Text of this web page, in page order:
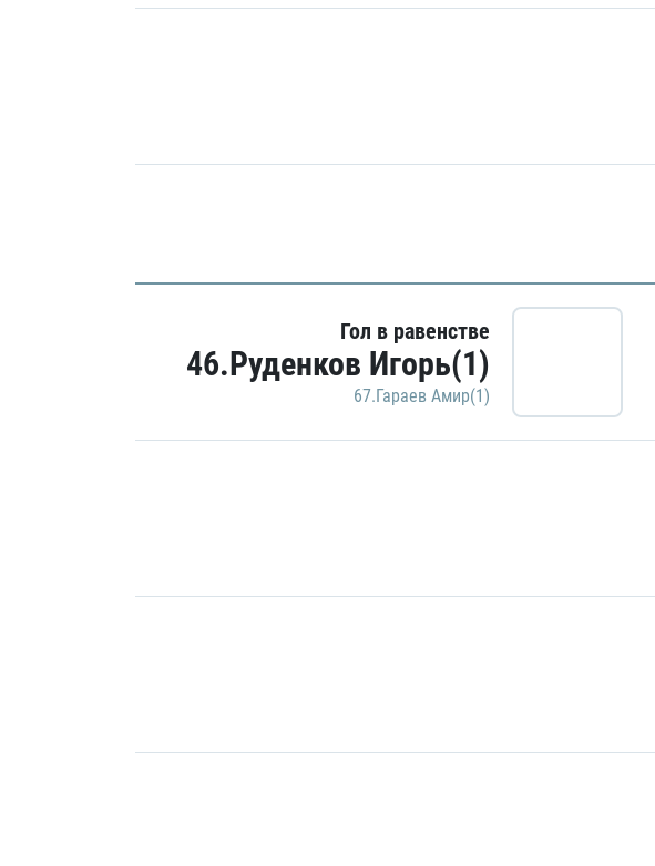
Гол в равенстве
46.Руденков Игорь(1)
67.Гараев Амир(1)